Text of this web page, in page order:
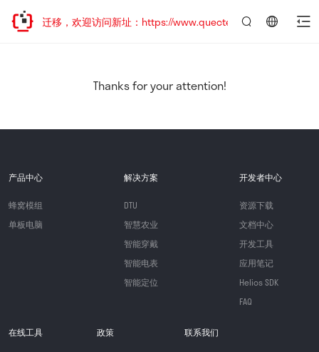
地址已迁移，欢迎访问新址：https://www.quectel.com.cn
Thanks for your attention!
产品中心
蜂窝模组
单板电脑
解决方案
DTU
智慧农业
智能穿戴
智能电表
智能定位
开发者中心
资源下载
文档中心
开发工具
应用笔记
Helios SDK
FAQ
在线工具 政策 联系我们